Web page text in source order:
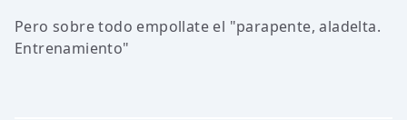
Pero sobre todo empollate el "parapente, aladelta.
Entrenamiento"